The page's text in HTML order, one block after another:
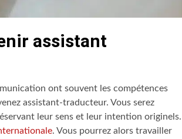
assistant
ont souvent les compétences
assistant-traducteur. Vous serez
leur sens et leur intention originels.
. Vous pourrez alors travailler